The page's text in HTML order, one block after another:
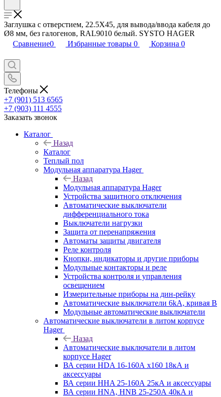
Заглушка с отверстием, 22.5X45, для вывода/ввода кабеля до
Ø8 мм, без галогенов, RAL9010 белый. SYSTO HAGER
Сравнение0 Избранные товары 0 Корзина 0
Телефоны
+7 (901) 513 6565
+7 (903) 111 4555
Заказать звонок
Каталог
Назад
Каталог
Теплый пол
Модульная аппаратура Hager
Назад
Модульная аппаратура Hager
Устройства защитного отключения
Автоматические выключатели
дифференциального тока
Выключатели нагрузки
Защита от перенапряжения
Автоматы защиты двигателя
Реле контроля
Кнопки, индикаторы и другие приборы
Модульные контакторы и реле
Устройства контроля и управления
освещением
Измерительные приборы на дин-рейку
Автоматические выключатели 6kA, кривая В
Модульные автоматические выключатели
Автоматические выключатели в литом корпусе
Hager
Назад
Автоматические выключатели в литом
корпусе Hager
ВА серии HDA 16-160А x160 18кА и
аксессуары
ВА серии HHA 25-160А 25кА и аксессуары
ВА серии HNA, HNB 25-250А 40кА и